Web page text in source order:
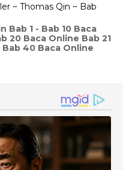
~ Thomas Qin ~ Bab
Bab 1 - Bab 10 Baca
20 Baca Online Bab 21
Bab 40 Baca Online